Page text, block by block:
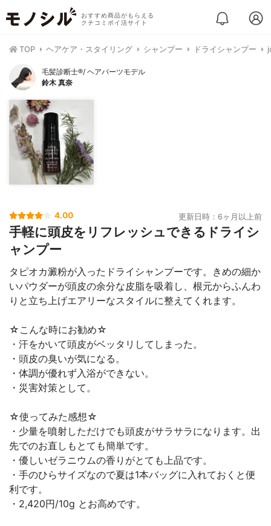
おすすめ商品がもらえる
クチコミポイ活サイト
TOP ヘアケア・スタイリング シャンプー ドライシャンプー
毛髪診断士®︎/ ヘアパーツモデル
鈴木 真奈
4.00 更新日時：6ヶ月以上前
手軽に頭皮をリフレッシュできるドライシ
ャンプー
タピオカ澱粉が入ったドライシャンプーです。きめの細か
いパウダーが頭皮の余分な皮脂を吸着し、根元からふんわ
りと立ち上げエアリーなスタイルに整えてくれます。
☆こんな時にお勧め☆
・汗をかいて頭皮がベッタリしてしまった。
・頭皮の臭いが気になる。
・体調が優れず入浴ができない。
・災害対策として。
☆使ってみた感想☆
・少量を噴射しただけでも頭皮がサラサラになります。出
先でのお直しもとても簡単です。
・優しいゼラニウムの香りがとても上品です。
・手のひらサイズなので夏は1本バッグに入れておくと便
利です。
・2,420円/10g とお高めです。